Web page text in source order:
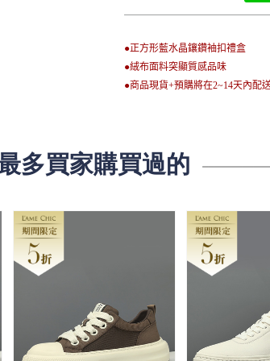
●正方形藍水晶鑲鑽袖扣禮盒
●絨布面料突顯質感品味
●商品現貨+預購將在2~14天內配